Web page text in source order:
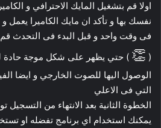
اولا قم بتشغيل المايك الاحترافي و
نفسك بها و تأكد ان مايك الكاميرا يعمل و
فى وقت واحد و قبل البدء فى التحدث
(
👏 ) حتي يظهر على شكل موجة
الوصول اليها للصوت الخارجي و ايضا
التي فى الاعلي
الخطوة الثانية بعد الانتهاء من التسجيل
يمكنك استخدام اي برنامج تفضله او